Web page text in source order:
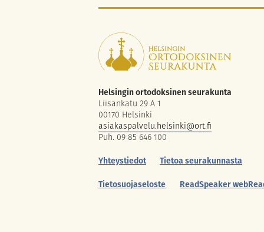
Helsingin ortodoksinen seurakunta
Liisankatu 29 A 1
00170 Helsinki
asiakaspalvelu.helsinki@ort.fi
Puh. 09 85 646 100
Yhteystiedot
Tietoa seurakunnasta
Tietosuojaseloste
ReadSpeaker